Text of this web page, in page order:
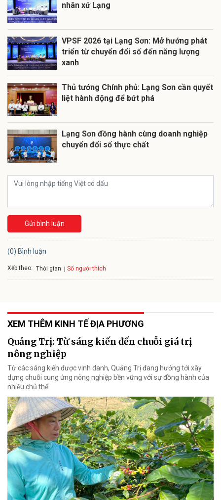
nhân xứ Lạng
VPSF 2026 tại Lạng Sơn: Mở hướng phát
triển từ chuyển đổi số đến năng lượng
xanh
Thủ tướng Chính phủ: Lạng Sơn cần quyết
liệt hành động để bứt phá
Lạng Sơn đồng hành cùng doanh nghiệp
chuyển đổi số thực chất
Gửi bình luận
(0) Bình luận
Xếp theo: Thời gian Số người thích
XEM THÊM KINH TẾ ĐỊA PHƯƠNG
Quảng Trị: Từ sáng kiến đến chuỗi giá trị
nông nghiệp
Từ các sáng kiến được vinh danh, Quảng Trị đang hướng tới xây
dựng chuỗi cung ứng nông nghiệp bền vững với sự đồng hành của
nhiều chủ thể.